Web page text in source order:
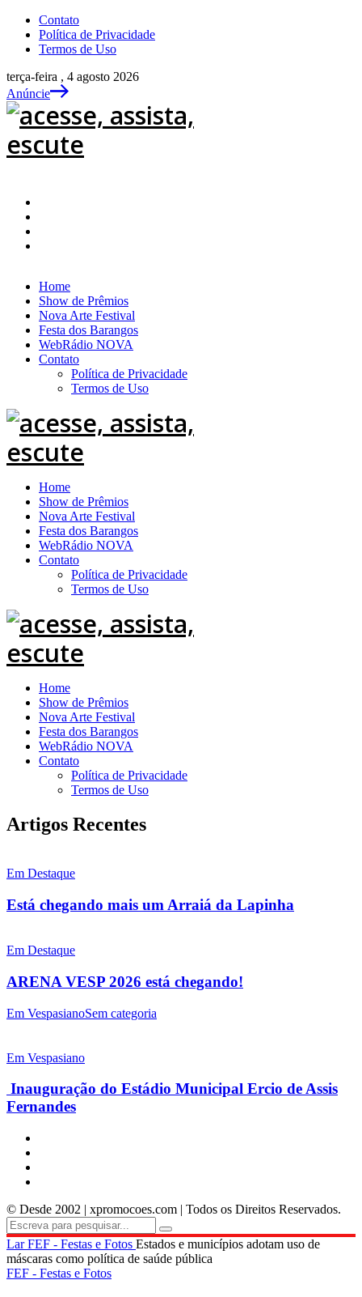
Contato
Política de Privacidade
Termos de Uso
terça-feira , 4 agosto 2026
Anúncie
Home
Show de Prêmios
Nova Arte Festival
Festa dos Barangos
WebRádio NOVA
Contato
Política de Privacidade
Termos de Uso
Home
Show de Prêmios
Nova Arte Festival
Festa dos Barangos
WebRádio NOVA
Contato
Política de Privacidade
Termos de Uso
Home
Show de Prêmios
Nova Arte Festival
Festa dos Barangos
WebRádio NOVA
Contato
Política de Privacidade
Termos de Uso
Artigos Recentes
Em Destaque
Está chegando mais um Arraiá da Lapinha
Em Destaque
ARENA VESP 2026 está chegando!
Em VespasianoSem categoria
Em Vespasiano
Inauguração do Estádio Municipal Ercio de Assis
Fernandes
© Desde 2002 | xpromocoes.com | Todos os Direitos Reservados.
LarFEF - Festas e Fotos Estados e municípios adotam uso de
máscaras como política de saúde pública
FEF - Festas e Fotos